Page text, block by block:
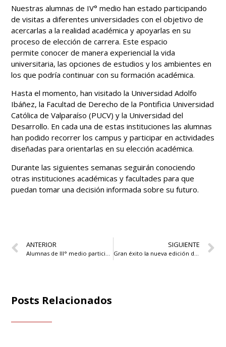
Nuestras alumnas de IV° medio han estado participando
de visitas a diferentes universidades con el objetivo de
acercarlas a la realidad académica y apoyarlas en su
proceso de elección de carrera. Este espacio
permite conocer de manera experiencial la vida
universitaria, las opciones de estudios y los ambientes en
los que podría continuar con su formación académica.
Hasta el momento, han visitado la Universidad Adolfo
Ibáñez, la Facultad de Derecho de la Pontificia Universidad
Católica de Valparaíso (PUCV) y la Universidad del
Desarrollo. En cada una de estas instituciones las alumnas
han podido recorrer los campus y participar en actividades
diseñadas para orientarlas en su elección académica.
Durante las siguientes semanas seguirán conociendo
otras instituciones académicas y facultades para que
puedan tomar una decisión informada sobre su futuro.
ANTERIOR
Alumnas de III° medio participaron en debate en inglés ABSCH
SIGUIENTE
Gran éxito la nueva edición del Night Tournament
Posts Relacionados